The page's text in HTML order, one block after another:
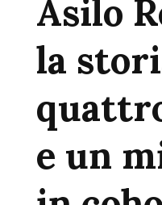
Asilo
la
e un